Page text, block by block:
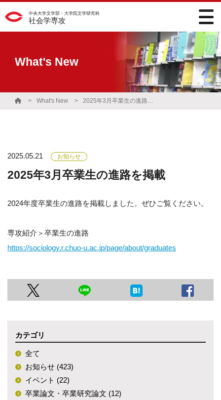
中央大学文学部・大学院文学研究科
社会学専攻
What's New
What's New 2025年3月卒業生の進路を掲載
2025.05.21 お知らせ
2025年3月卒業生の進路を掲載
2024年度卒業生の進路を掲載しました。ぜひご覧ください。
専攻紹介＞卒業生の進路
https://sociology.r.chuo-u.ac.jp/page/about/graduates
カテゴリ
全て
お知らせ (423)
イベント (22)
卒業論文・卒業研究論文 (12)